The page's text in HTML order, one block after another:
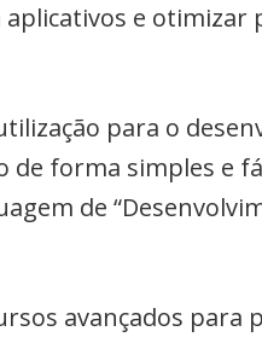
aplicativos e otimizar
para o
de forma simples e
de
avançados para